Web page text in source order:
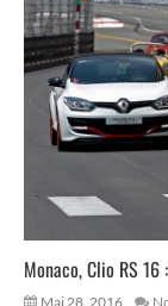
Monaco, Clio RS
Mai 28, 2016